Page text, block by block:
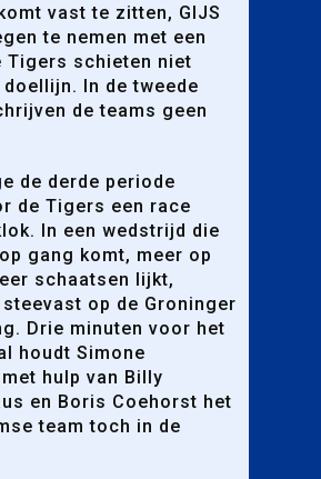
vast te zitten, GIJS
te nemen met een
Tigers schieten niet
In de tweede
de teams geen
de derde periode
de Tigers een race
In een wedstrijd die
gang komt, meer op
schaatsen lijkt,
op de Groninger
Drie minuten voor het
houdt Simone
hulp van Billy
en Boris Coehorst het
team toch in de